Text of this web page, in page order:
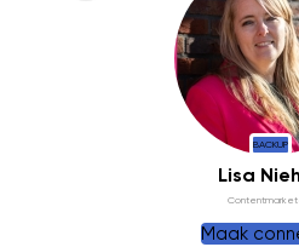
BACKUP
Lisa
Maak